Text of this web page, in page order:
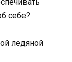
себе?
ледяной